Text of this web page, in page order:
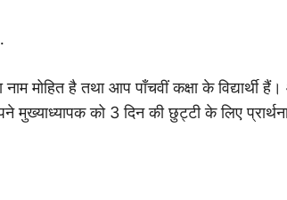
मोहित है तथा आप पाँचवीं कक्षा के विद्यार्थी
मुख्याध्यापक को 3 दिन की छुट्टी के लिए